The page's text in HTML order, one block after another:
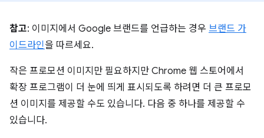
참고: 이미지에서 Google 브랜드를 언급하는 경우 브랜드 가
이드라인을 따르세요.
작은 프로모션 이미지만 필요하지만 Chrome 웹 스토어에서
확장 프로그램이 더 눈에 띄게 표시되도록 하려면 더 큰 프로모
션 이미지를 제공할 수도 있습니다. 다음 중 하나를 제공할 수
있습니다.